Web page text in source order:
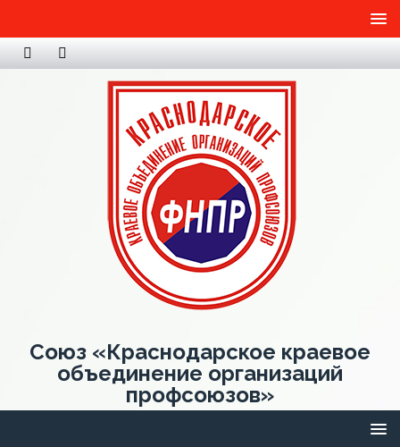
Союз «Краснодарское краевое
объединение организаций
профсоюзов»